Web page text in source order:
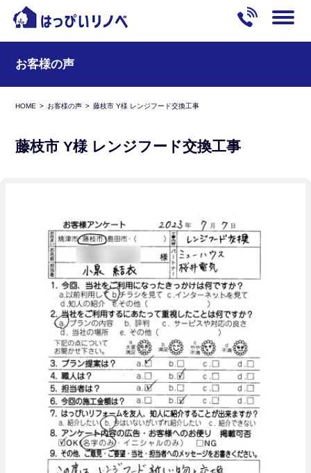
お客様の声
HOME お客様の声 藤枝市 Y様 レンジフード交換工事
藤枝市 Y様 レンジフード交換工事